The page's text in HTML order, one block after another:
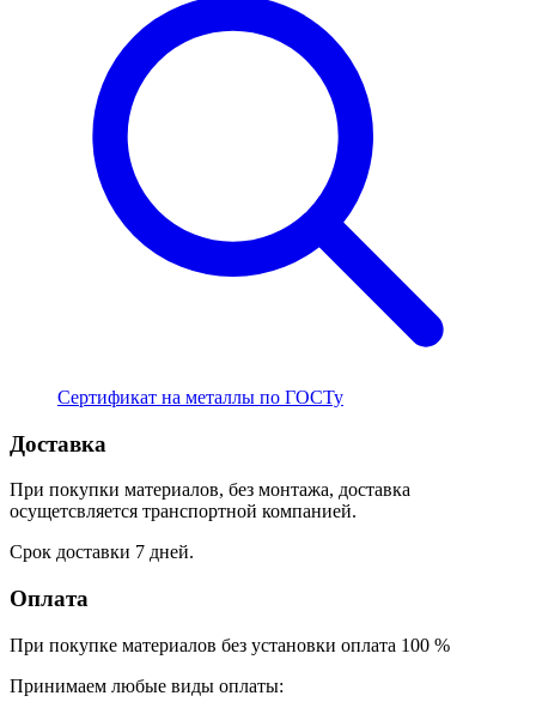
Сертификат на металлы по ГОСТу
Доставка
При покупки материалов, без монтажа, доставка
осущетсвляется транспортной компанией.
Срок доставки 7 дней.
Оплата
При покупке материалов без установки оплата 100 %
Принимаем любые виды оплаты: